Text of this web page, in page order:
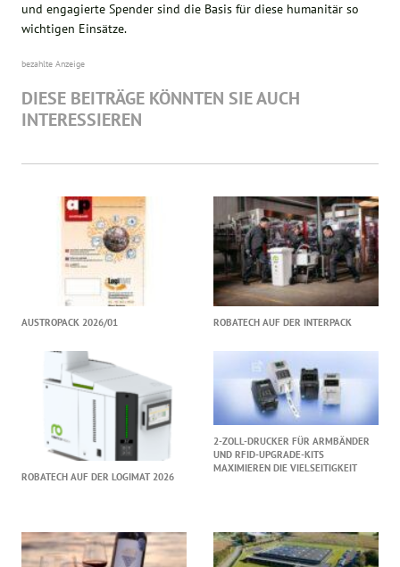
und engagierte Spender sind die Basis für diese humanitär so
wichtigen Einsätze.
bezahlte Anzeige
DIESE BEITRÄGE KÖNNTEN SIE AUCH
INTERESSIEREN
AUSTROPACK 2026/01 ROBATECH AUF DER INTERPACK
ROBATECH AUF DER LOGIMAT 2026
2-ZOLL-DRUCKER FÜR ARMBÄNDER
UND RFID-UPGRADE-KITS
MAXIMIEREN DIE VIELSEITIGKEIT